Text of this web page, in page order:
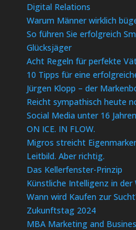
Digital Relations
Warum Männer wirklich
So führen Sie erfolgreich
Glücksjäger
Acht Regeln für perfekte
10 Tipps für eine
Jürgen Klopp – der
Reicht sympathisch heute
Social Media unter 16
ON ICE. IN FLOW.
Migros streicht
Leitbild. Aber richtig.
Das Kellerfenster-Prinzip
Künstliche Intelligenz in der
Wann wird Kaufen zur
Zukunftstag 2024
MBA Marketing and